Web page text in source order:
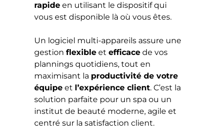
rapide en utilisant le dispositif qui
vous est disponible là où vous êtes.
Un logiciel multi-appareils assure une
gestion flexible et efficace de vos
plannings quotidiens, tout en
maximisant la productivité de votre
équipe et l’expérience client. C’est la
solution parfaite pour un spa ou un
institut de beauté moderne, agile et
centré sur la satisfaction client.